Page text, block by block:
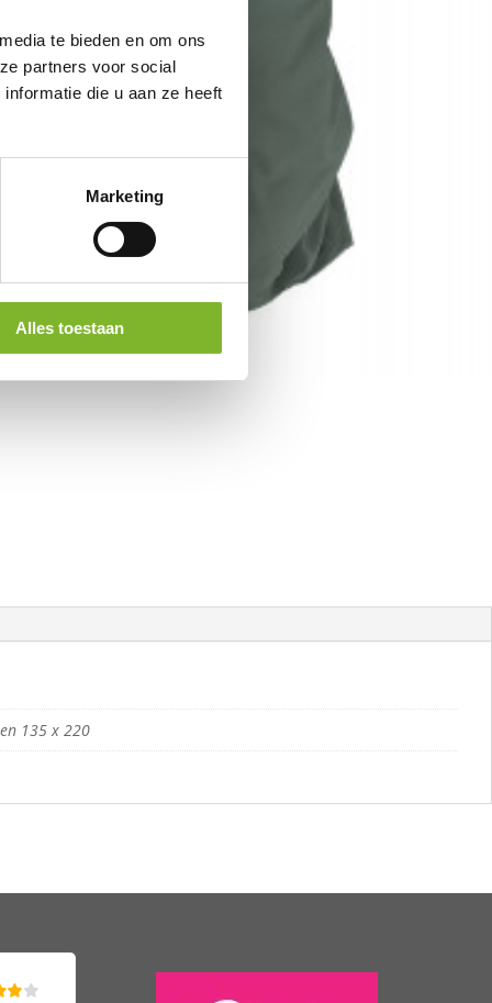
te bieden en om ons
partners voor social
die u aan ze heeft
Marketing
Alles toestaan
135 x 220